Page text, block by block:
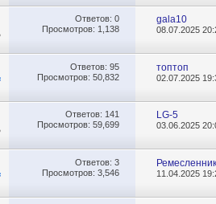
Ответов: 0
Просмотров: 1,138
gala10
08.07.2025
Ответов: 95
Просмотров: 50,832
топтоп
02.07.2025
Ответов: 141
Просмотров: 59,699
LG-5
03.06.2025
Ответов: 3
Просмотров: 3,546
Ремесленник
11.04.2025